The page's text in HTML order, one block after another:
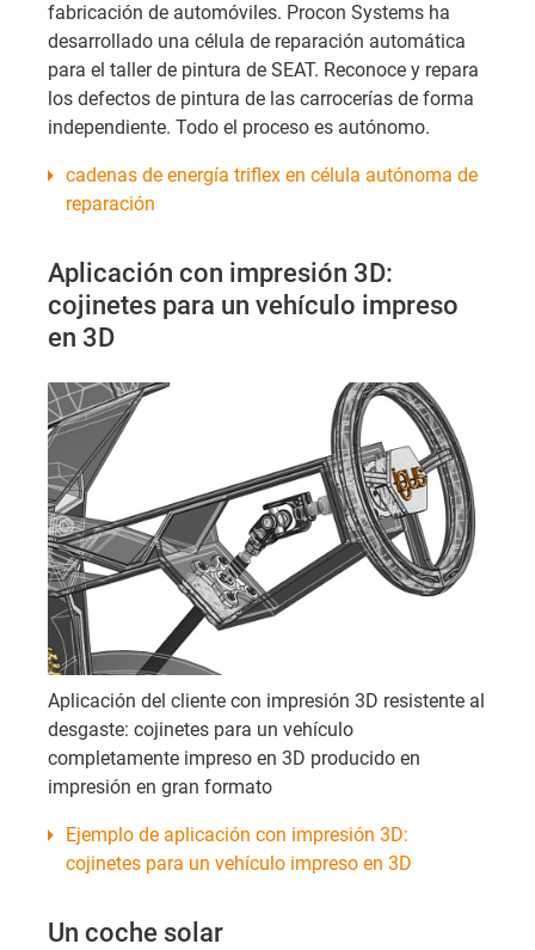
fabricación de automóviles. Procon Systems ha
desarrollado una célula de reparación automática
para el taller de pintura de SEAT. Reconoce y repara
los defectos de pintura de las carrocerías de forma
independiente. Todo el proceso es autónomo.
cadenas de energía triflex en célula autónoma de
reparación
Aplicación con impresión 3D:
cojinetes para un vehículo impreso
en 3D
Aplicación del cliente con impresión 3D resistente al
desgaste: cojinetes para un vehículo
completamente impreso en 3D producido en
impresión en gran formato
Ejemplo de aplicación con impresión 3D:
cojinetes para un vehículo impreso en 3D
Un coche solar